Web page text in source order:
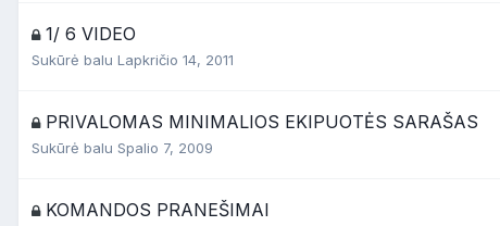
1/ 6 VIDEO
Sukūrė balu Lapkričio 14, 2011
PRIVALOMAS MINIMALIOS EKIPUOTĖS SARAŠAS
Sukūrė balu Spalio 7, 2009
KOMANDOS PRANEŠIMAI